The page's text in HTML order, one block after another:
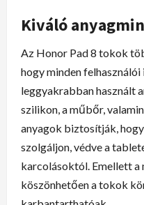
Kiváló
Az Honor Pad 8 tokok
hogy minden
leggyakrabban használt
szilikon, a műbőr,
anyagok biztosítják,
szolgáljon, védve a
karcolásoktól. Emellett a
köszönhetően a tokok